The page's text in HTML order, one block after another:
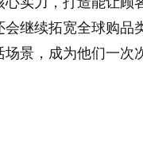
继续拓宽全球购品
景，成为他们一次